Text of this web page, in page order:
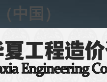
中国）